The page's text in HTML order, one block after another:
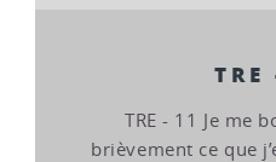
TRE
TRE - 11 Je me
brièvement ce que